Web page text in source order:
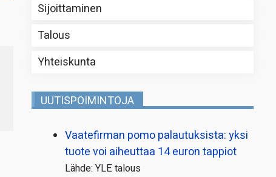
Sijoittaminen
Talous
Yhteiskunta
UUTISPOIMINTOJA
Vaatefirman pomo palautuksista: yksi
tuote voi aiheuttaa 14 euron tappiot
Lähde: YLE talous